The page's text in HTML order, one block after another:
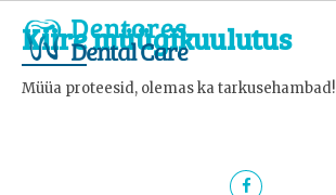
Kiire müügikuulutus
Müüa proteesid, olemas ka tarkusehambad!